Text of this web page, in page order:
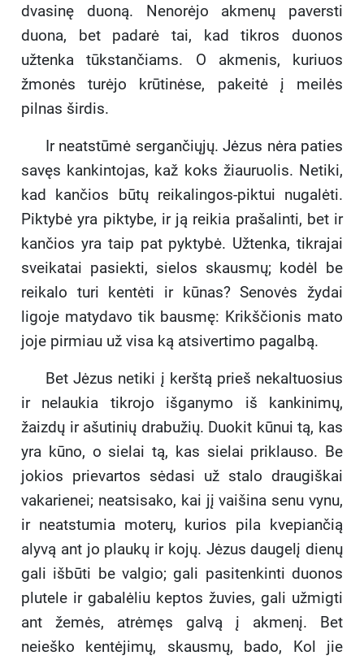
dvasinę duoną. Nenorėjo akmenų paversti
duona, bet padarė tai, kad tikros duonos
užtenka tūkstančiams. O akmenis, kuriuos
žmonės turėjo krūtinėse, pakeitė į meilės
pilnas širdis.
Ir neatstūmė sergančiųjų. Jėzus nėra paties
savęs kankintojas, kaž koks žiauruolis. Netiki,
kad kančios būtų reikalingos-piktui nugalėti.
Piktybė yra piktybe, ir ją reikia prašalinti, bet ir
kančios yra taip pat pyktybė. Užtenka, tikrajai
sveikatai pasiekti, sielos skausmų; kodėl be
reikalo turi kentėti ir kūnas? Senovės žydai
ligoje matydavo tik bausmę: Krikščionis mato
joje pirmiau už visa ką atsivertimo pagalbą.
Bet Jėzus netiki į kerštą prieš nekaltuosius
ir nelaukia tikrojo išganymo iš kankinimų,
žaizdų ir ašutinių drabužių. Duokit kūnui tą, kas
yra kūno, o sielai tą, kas sielai priklauso. Be
jokios prievartos sėdasi už stalo draugiškai
vakarienei; neatsisako, kai jį vaišina senu vynu,
ir neatstumia moterų, kurios pila kvepiančią
alyvą ant jo plaukų ir kojų. Jėzus daugelį dienų
gali išbūti be valgio; gali pasitenkinti duonos
plutele ir gabalėliu keptos žuvies, gali užmigti
ant žemės, atrėmęs galvą į akmenį. Bet
neieško kentėjimų, skausmų, bado, Kol jie